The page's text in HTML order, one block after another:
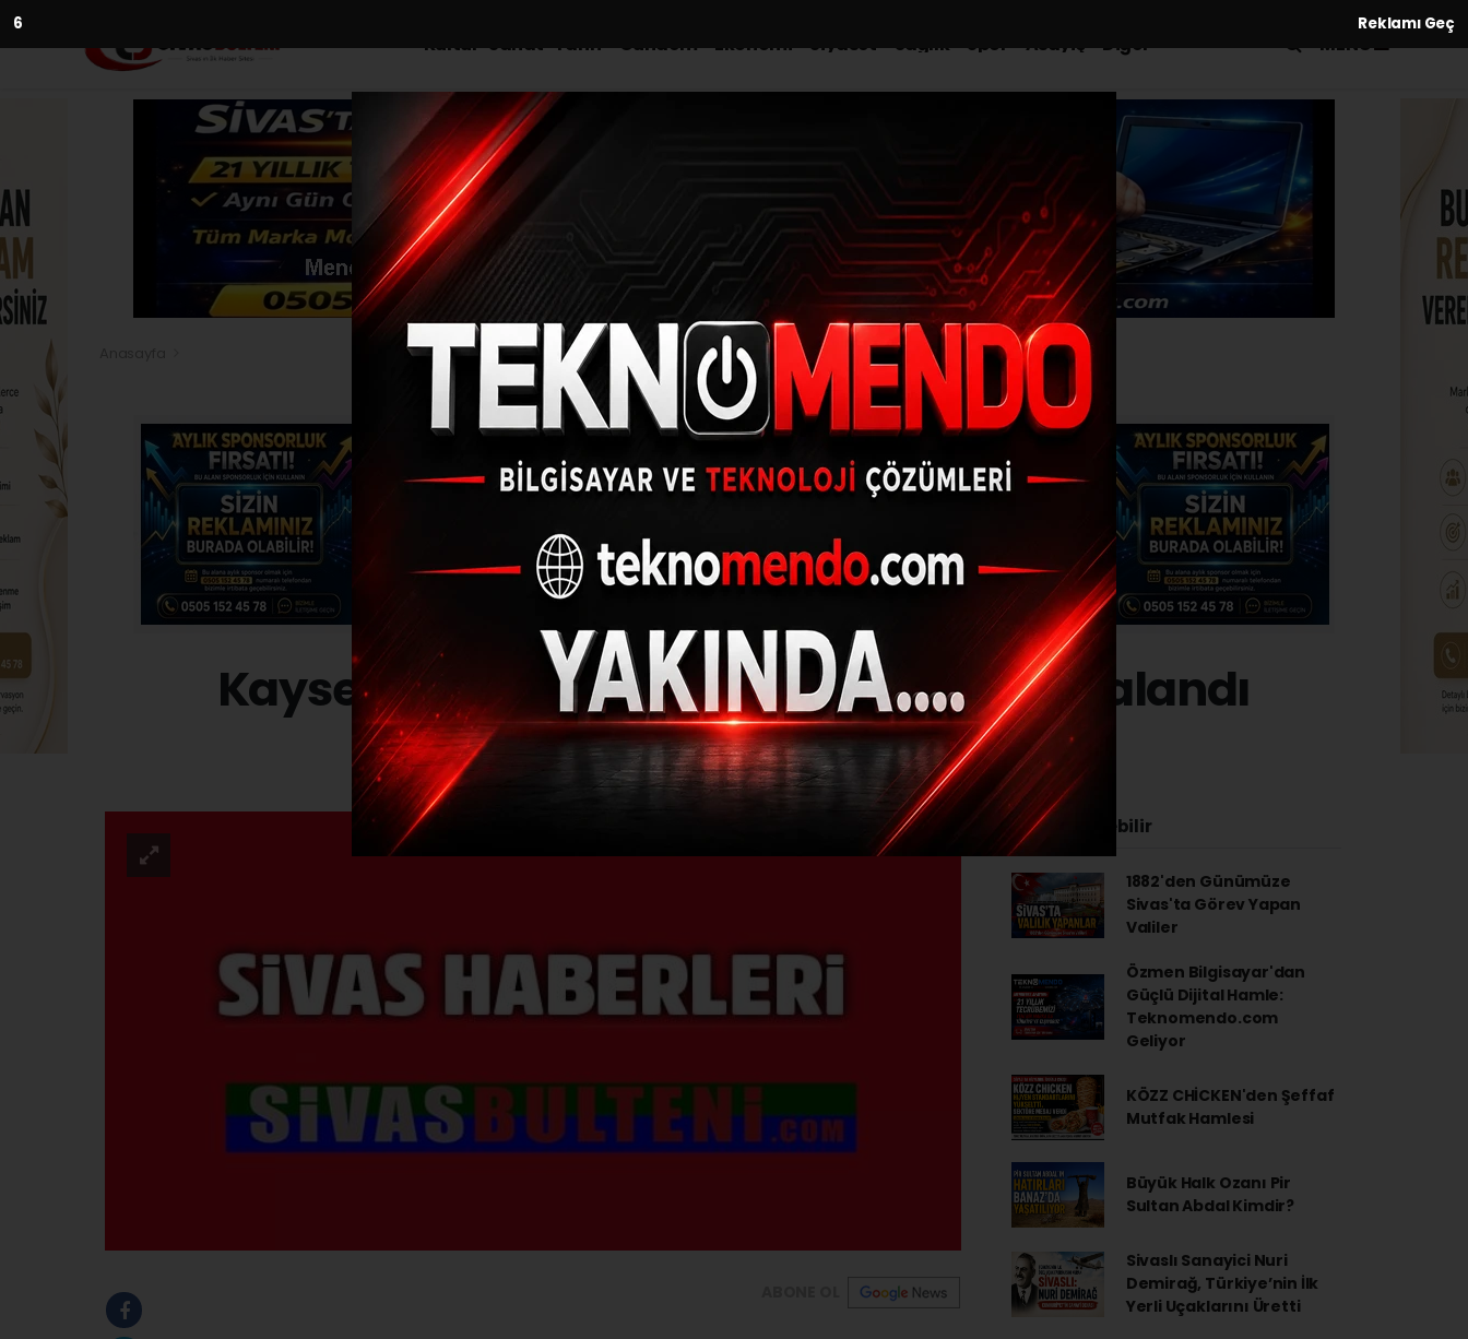
5 Reklamı Geç
Kültür-Sanat-Tarih Gündem Ekonomi Siyaset Sağlık Spor Asayiş Diğer MENÜ
Kayseri'de Araması Bulunan Şahıs Yakalandı
30.08.2017 - 18:28, Güncelleme: 30.08.2017 - 18:28
İlginizi Çekebilir
1882'den Günümüze
Sivas'ta Görev Yapan
Valiler
Özmen Bilgisayar'dan
Güçlü Dijital Hamle:
Teknomendo.com
Geliyor
KÖZZ CHİCKEN'den Şeffaf
Mutfak Hamlesi
Büyük Halk Ozanı Pir
Sultan Abdal Kimdir?
Sivaslı Sanayici Nuri
Demirağ, Türkiye’nin İlk
Yerli Uçaklarını Üretti